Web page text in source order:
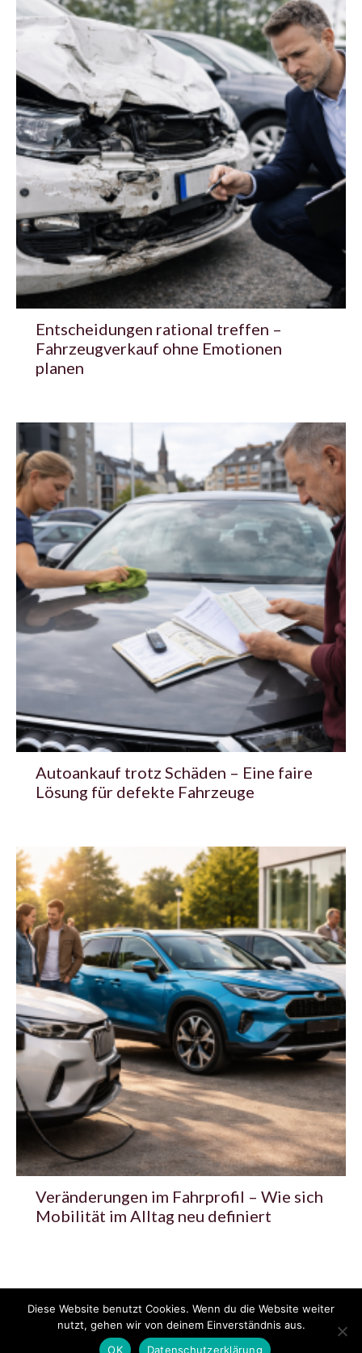
Entscheidungen rational treffen –
Fahrzeugverkauf ohne Emotionen
planen
Autoankauf trotz Schäden – Eine faire
Lösung für defekte Fahrzeuge
Veränderungen im Fahrprofil – Wie sich
Mobilität im Alltag neu definiert
© 2020 - 2025 Copyright - KFZzeitung.com
Datenschutzerklärung FAQ Kontakt Impressum
Diese Website benutzt Cookies. Wenn du die Website weiter
nutzt, gehen wir von deinem Einverständnis aus.
OK
Datenschutzerklärung